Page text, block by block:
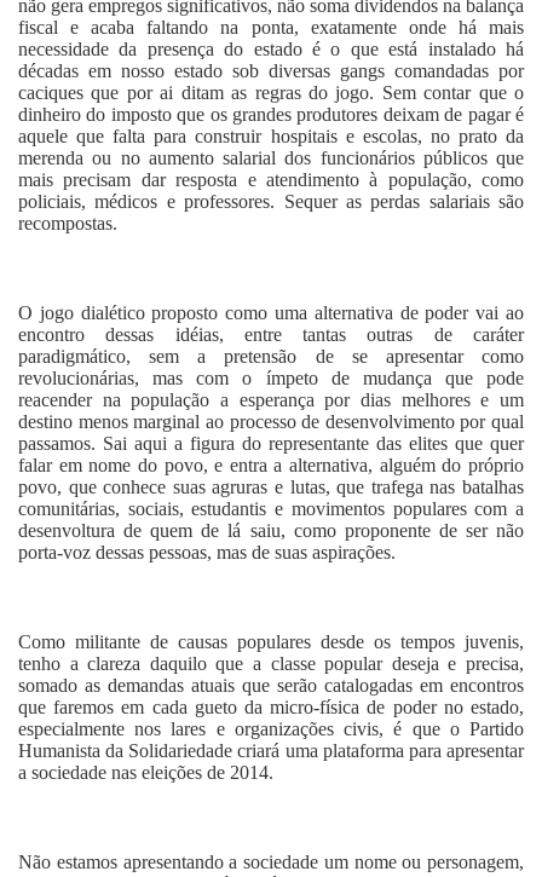
não gera empregos significativos, não soma dividendos na balança
fiscal e acaba faltando na ponta, exatamente onde há mais
necessidade da presença do estado é o que está instalado há
décadas em nosso estado sob diversas gangs comandadas por
caciques que por ai ditam as regras do jogo. Sem contar que o
dinheiro do imposto que os grandes produtores deixam de pagar é
aquele que falta para construir hospitais e escolas, no prato da
merenda ou no aumento salarial dos funcionários públicos que
mais precisam dar resposta e atendimento à população, como
policiais, médicos e professores. Sequer as perdas salariais são
recompostas.
O jogo dialético proposto como uma alternativa de poder vai ao
encontro dessas idéias, entre tantas outras de caráter
paradigmático, sem a pretensão de se apresentar como
revolucionárias, mas com o ímpeto de mudança que pode
reacender na população a esperança por dias melhores e um
destino menos marginal ao processo de desenvolvimento por qual
passamos. Sai aqui a figura do representante das elites que quer
falar em nome do povo, e entra a alternativa, alguém do próprio
povo, que conhece suas agruras e lutas, que trafega nas batalhas
comunitárias, sociais, estudantis e movimentos populares com a
desenvoltura de quem de lá saiu, como proponente de ser não
porta-voz dessas pessoas, mas de suas aspirações.
Como militante de causas populares desde os tempos juvenis,
tenho a clareza daquilo que a classe popular deseja e precisa,
somado as demandas atuais que serão catalogadas em encontros
que faremos em cada gueto da micro-física de poder no estado,
especialmente nos lares e organizações civis, é que o Partido
Humanista da Solidariedade criará uma plataforma para apresentar
a sociedade nas eleições de 2014.
Não estamos apresentando a sociedade um nome ou personagem,